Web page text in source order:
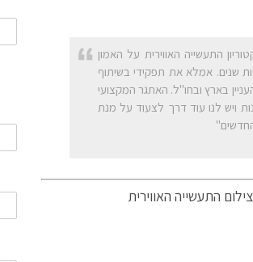
התעשייה האווירית על האמון
שנים. אמלא את תפקידי בשיתוף
בארץ ובחו"ל. האתגר המקצועי
ויש לנו עוד דרך לצעוד על מנת
התעשייה האווירית